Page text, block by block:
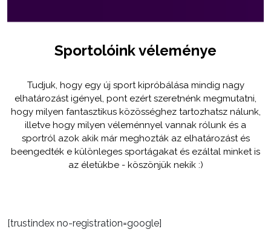
Sportolóink véleménye
Tudjuk, hogy egy új sport kipróbálása mindig nagy
elhatározást igényel, pont ezért szeretnénk megmutatni,
hogy milyen fantasztikus közösséghez tartozhatsz nálunk,
illetve hogy milyen véleménnyel vannak rólunk és a
sportról azok akik már meghozták az elhatározást és
beengedték e különleges sportágakat és ezáltal minket is
az életükbe - köszönjük nekik :)
[trustindex no-registration=google]